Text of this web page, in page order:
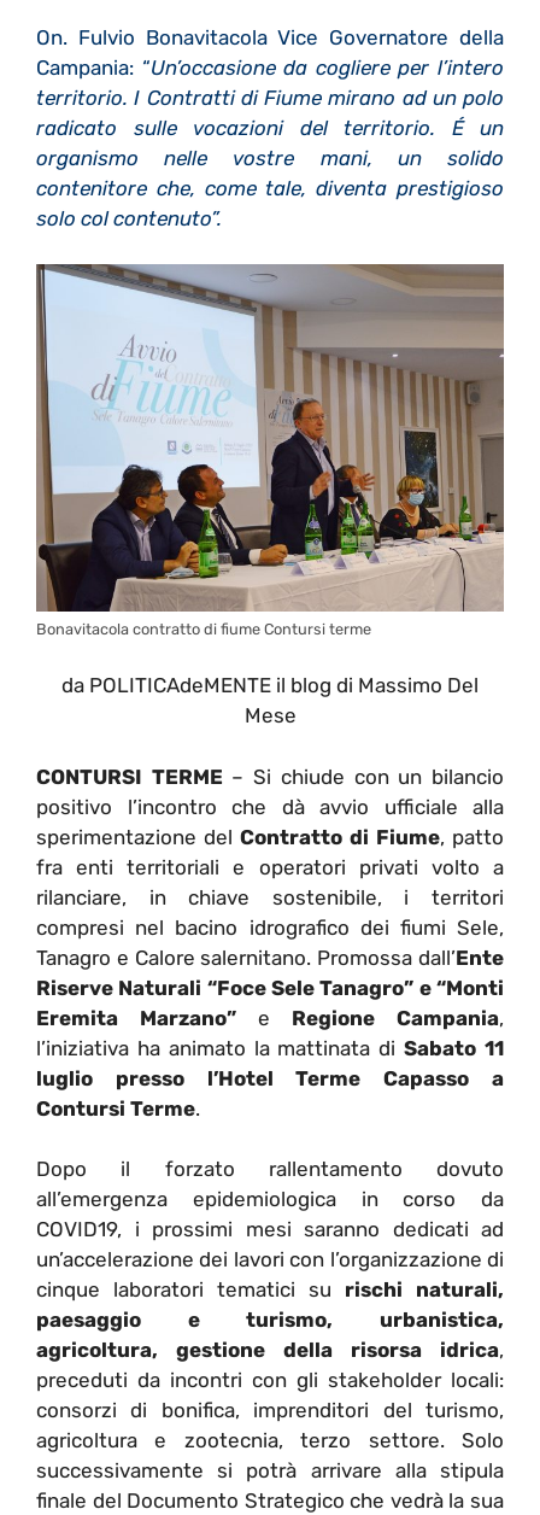
On. Fulvio Bonavitacola Vice Governatore della
Campania: “Un’occasione da cogliere per l’intero
territorio. I Contratti di Fiume mirano ad un polo
radicato sulle vocazioni del territorio. É un
organismo nelle vostre mani, un solido
contenitore che, come tale, diventa prestigioso
solo col contenuto”.
Bonavitacola contratto di fiume Contursi terme
da POLITICAdeMENTE il blog di Massimo Del
Mese
CONTURSI TERME– Si chiude con un bilancio
positivo l’incontro che dà avvio ufficiale alla
sperimentazione del Contratto di Fiume, patto
fra enti territoriali e operatori privati volto a
rilanciare, in chiave sostenibile, i territori
compresi nel bacino idrografico dei fiumi Sele,
Tanagro e Calore salernitano. Promossa dall’Ente
Riserve Naturali “Foce Sele Tanagro” e “Monti
Eremita Marzano” e Regione Campania,
l’iniziativa ha animato la mattinata diSabato 11
luglio presso l’Hotel Terme Capasso a
Contursi Terme.
Dopo il forzato rallentamento dovuto
all’emergenza epidemiologica in corso da
COVID19, i prossimi mesi saranno dedicati ad
un’accelerazione dei lavori con l’organizzazione di
cinque laboratori tematici su rischi naturali,
paesaggio e turismo, urbanistica,
agricoltura, gestione della risorsa idrica,
preceduti da incontri con gli stakeholder locali:
consorzi di bonifica, imprenditori del turismo,
agricoltura e zootecnia, terzo settore. Solo
successivamente si potrà arrivare alla stipula
finale del Documento Strategico che vedrà la sua